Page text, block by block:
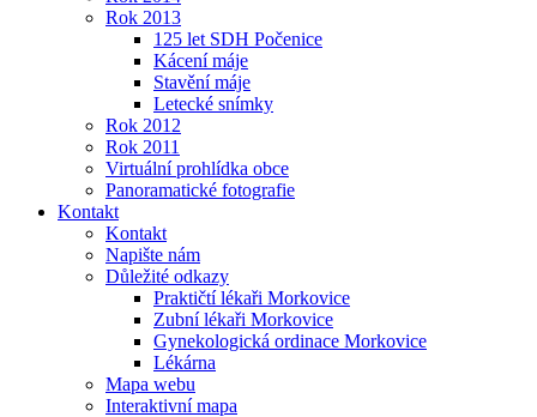
Rok 2013
125 let SDH Počenice
Kácení máje
Stavění máje
Letecké snímky
Rok 2012
Rok 2011
Virtuální prohlídka obce
Panoramatické fotografie
Kontakt
Kontakt
Napište nám
Důležité odkazy
Praktičtí lékaři Morkovice
Zubní lékaři Morkovice
Gynekologická ordinace Morkovice
Lékárna
Mapa webu
Interaktivní mapa